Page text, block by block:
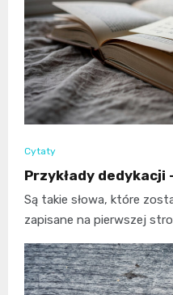
Cytaty
Przykłady
Są takie słowa, które
zapisane na pierwszej